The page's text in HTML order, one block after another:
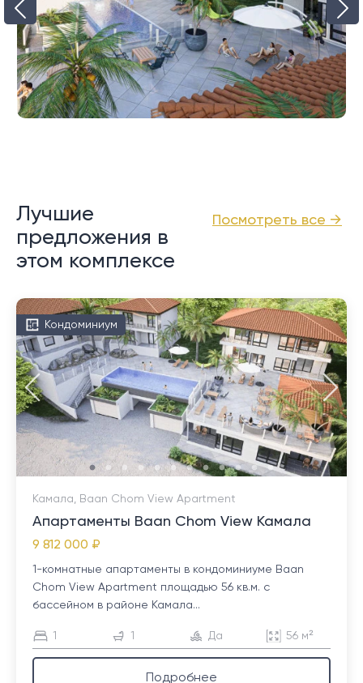
Посмотреть все →
Лучшие
предложения в
этом комплексе
Кондоминиум
Камала, Baan Chom View Apartment
Апартаменты Baan Chom View Камала
9 812 000 ₽
1-комнатные апартаменты в кондоминиуме Baan
Chom View Apartment площадью 56 кв.м. с
бассейном в районе Камала...
1 1 Да 56 м²
Подробнее